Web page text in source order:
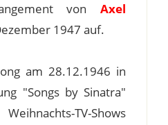
von Axel
1947 auf.
am 28.12.1946 in
"Songs by Sinatra"
TV-Shows